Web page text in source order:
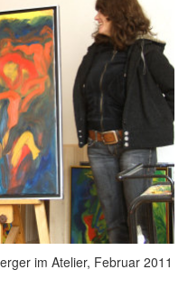
im Atelier, Februar 2011